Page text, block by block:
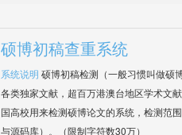
硕博初稿查重系统
系统说明 硕博初稿检测（一般习惯叫做硕
各类独家文献，超百万港澳台地区学术文
国高校用来检测硕博论文的系统，检测范
与源码库）。（限制字符数30万）